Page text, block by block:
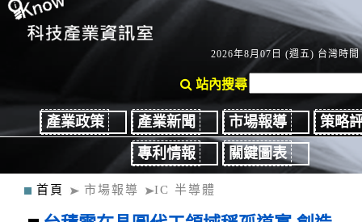
2026年8月07日 (週五) 台灣時間
站內搜尋
產業政策 產業新聞 市場報導
策略
專利情報
關鍵圖表
首頁 市場報導 IC 半導體